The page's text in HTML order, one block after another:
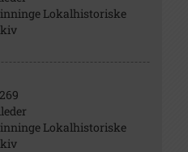
Lokalhistoriske
Lokalhistoriske